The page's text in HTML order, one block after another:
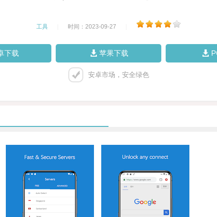
工具 时间：2023-09-27
下载 苹果下载
安卓市场，安全绿色